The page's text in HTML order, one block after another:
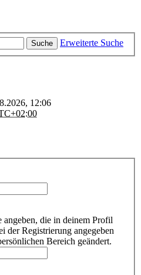
Suche Erweiterte Suche
12:06
die in deinem Profil
der Registrierung angegeben
Bereich geändert.